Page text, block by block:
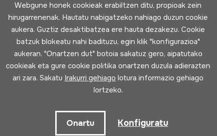
Cookie politika
Webgune honek cookieak erabiltzen ditu, propioak zein
hirugarrenenak. Hautatu nabigatzeko nahiago duzun cookie
aukera. Guztiz desaktibatzea ere hauta dezakezu. Cookie
batzuk blokeatu nahi badituzu, egin klik "konfigurazioa"
aukeran. "Onartzen dut" botoia sakatuz gero, aipatutako
cookieak eta gure cookie politika onartzen duzula adierazten
ari zara. Sakatu Irakurri gehiago lotura informazio gehiago
lortzeko.
Onartu Konfiguratu